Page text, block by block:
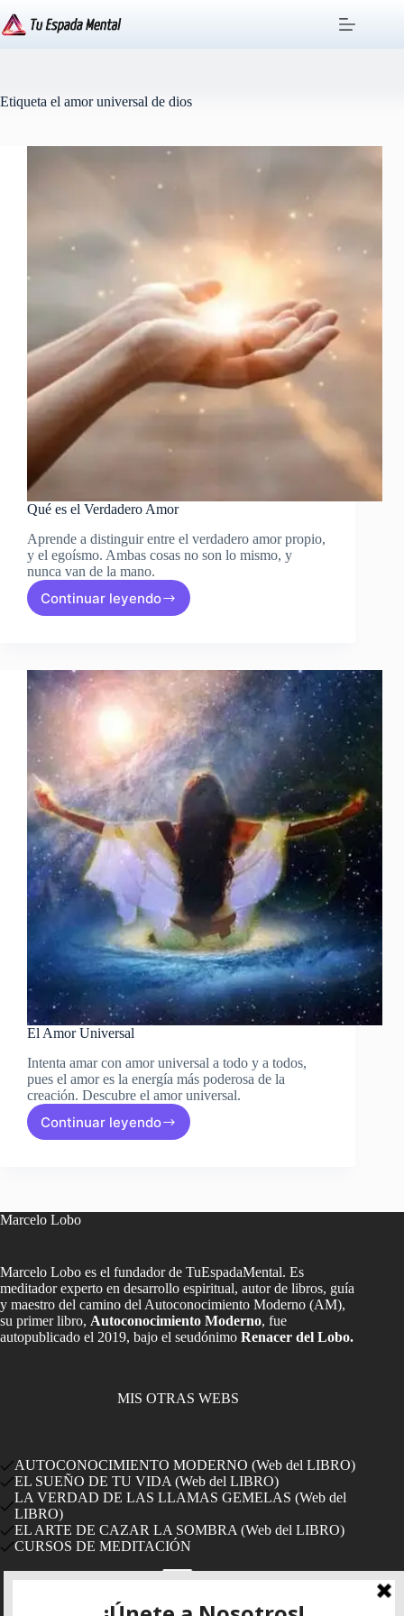
al
contenido
Etiqueta el amor universal de dios
Qué es el Verdadero Amor
Aprende a distinguir entre el verdadero amor propio,
y el egoísmo. Ambas cosas no son lo mismo, y
nunca van de la mano.
Continuar leyendo
Qué
Amor
El Amor Universal
Intenta amar con amor universal a todo y a todos,
pues el amor es la energía más poderosa de la
creación. Descubre el amor universal.
Continuar leyendo
El
Marcelo Lobo
Marcelo Lobo es el fundador de TuEspadaMental. Es
meditador experto en desarrollo espiritual, autor de libros, guía
y maestro del camino del Autoconocimiento Moderno (AM),
su primer libro, Autoconocimiento Moderno, fue
autopublicado el 2019, bajo el seudónimo Renacer del Lobo.
MIS OTRAS WEBS
AUTOCONOCIMIENTO MODERNO (Web del LIBRO)
EL SUEÑO DE TU VIDA (Web del LIBRO)
LA VERDAD DE LAS LLAMAS GEMELAS (Web del
LIBRO)
EL ARTE DE CAZAR LA SOMBRA (Web del LIBRO)
CURSOS DE MEDITACIÓN